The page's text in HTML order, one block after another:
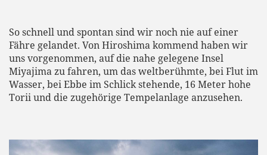
So schnell und spontan sind wir noch nie auf einer
Fähre gelandet. Von Hiroshima kommend haben wir
uns vorgenommen, auf die nahe gelegene Insel
Miyajima zu fahren, um das weltberühmte, bei Flut im
Wasser, bei Ebbe im Schlick stehende, 16 Meter hohe
Torii und die zugehörige Tempelanlage anzusehen.